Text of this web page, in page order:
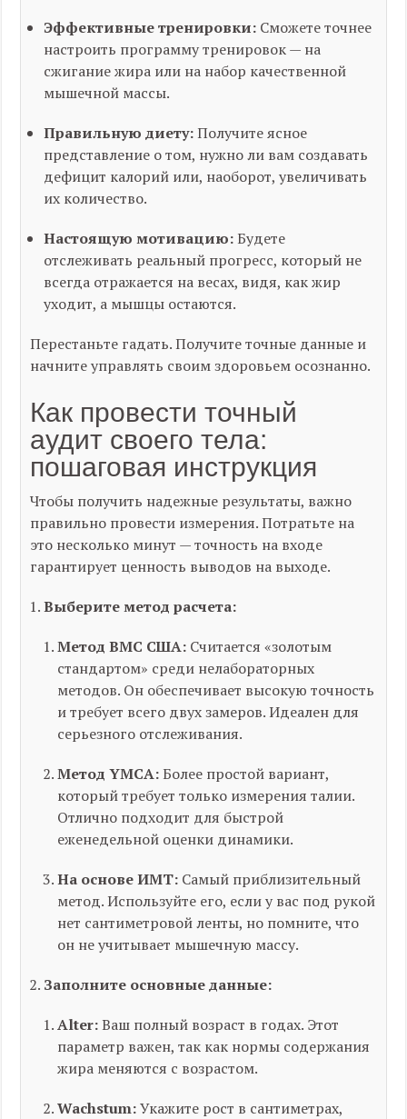
Эффективные тренировки: Сможете точнее
настроить программу тренировок — на
сжигание жира или на набор качественной
мышечной массы.
Правильную диету:Получите ясное
представление о том, нужно ли вам создавать
дефицит калорий или, наоборот, увеличивать
их количество.
Настоящую мотивацию:Будете
отслеживать реальный прогресс, который не
всегда отражается на весах, видя, как жир
уходит, а мышцы остаются.
Перестаньте гадать. Получите точные данные и
начните управлять своим здоровьем осознанно.
Как провести точный
аудит своего тела:
пошаговая инструкция
Чтобы получить надежные результаты, важно
правильно провести измерения. Потратьте на
это несколько минут — точность на входе
гарантирует ценность выводов на выходе.
Выберите метод расчета:
Метод ВМС США: Считается «золотым
стандартом» среди нелабораторных
методов. Он обеспечивает высокую точность
и требует всего двух замеров. Идеален для
серьезного отслеживания.
Метод YMCA:Более простой вариант,
который требует только измерения талии.
Отлично подходит для быстрой
еженедельной оценки динамики.
На основе ИМТ: Самый приблизительный
метод. Используйте его, если у вас под рукой
нет сантиметровой ленты, но помните, что
он не учитывает мышечную массу.
Заполните основные данные:
Alter:Ваш полный возраст в годах. Этот
параметр важен, так как нормы содержания
жира меняются с возрастом.
Wachstum:Укажите рост в сантиметрах,